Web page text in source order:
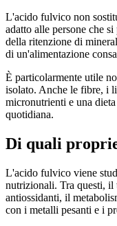
L'acido fulvico non
adatto alle persone che
della ritenzione di
di un'alimentazione
È particolarmente utile
isolato. Anche le fibre, i
micronutrienti e una
quotidiana.
Di quali
L'acido fulvico viene
nutrizionali. Tra questi, il
antiossidanti, il
con i metalli pesanti e i